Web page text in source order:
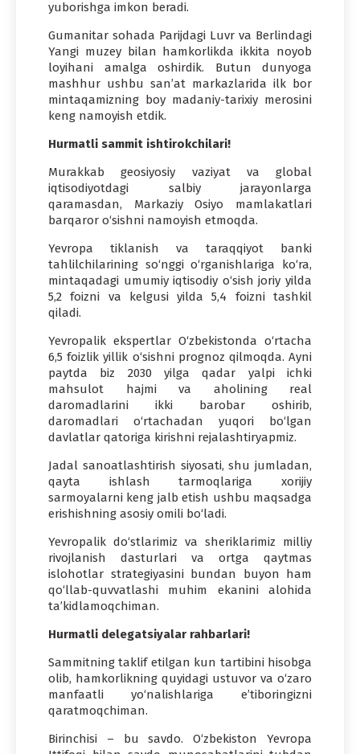
yuborishga imkon beradi.
Gumanitar sohada Parijdagi Luvr va Berlindagi
Yangi muzey bilan hamkorlikda ikkita noyob
loyihani amalga oshirdik. Butun dunyoga
mashhur ushbu san’at markazlarida ilk bor
mintaqamizning boy madaniy-tarixiy merosini
keng namoyish etdik.
Hurmatli sammit ishtirokchilari!
Murakkab geosiyosiy vaziyat va global
iqtisodiyotdagi salbiy jarayonlarga
qaramasdan, Markaziy Osiyo mamlakatlari
barqaror o‘sishni namoyish etmoqda.
Yevropa tiklanish va taraqqiyot banki
tahlilchilarining so‘nggi o‘rganishlariga ko‘ra,
mintaqadagi umumiy iqtisodiy o‘sish joriy yilda
5,2 foizni va kelgusi yilda 5,4 foizni tashkil
qiladi.
Yevropalik ekspertlar O‘zbekistonda o‘rtacha
6,5 foizlik yillik o‘sishni prognoz qilmoqda. Ayni
paytda biz 2030 yilga qadar yalpi ichki
mahsulot hajmi va aholining real
daromadlarini ikki barobar oshirib,
daromadlari o‘rtachadan yuqori bo‘lgan
davlatlar qatoriga kirishni rejalashtiryapmiz.
Jadal sanoatlashtirish siyosati, shu jumladan,
qayta ishlash tarmoqlariga xorijiy
sarmoyalarni keng jalb etish ushbu maqsadga
erishishning asosiy omili bo‘ladi.
Yevropalik do‘stlarimiz va sheriklarimiz milliy
rivojlanish dasturlari va ortga qaytmas
islohotlar strategiyasini bundan buyon ham
qo‘llab-quvvatlashi muhim ekanini alohida
ta’kidlamoqchiman.
Hurmatli delegatsiyalar rahbarlari!
Sammitning taklif etilgan kun tartibini hisobga
olib, hamkorlikning quyidagi ustuvor va o‘zaro
manfaatli yo‘nalishlariga e’tiboringizni
qaratmoqchiman.
Birinchisi – bu savdo. O‘zbekiston Yevropa